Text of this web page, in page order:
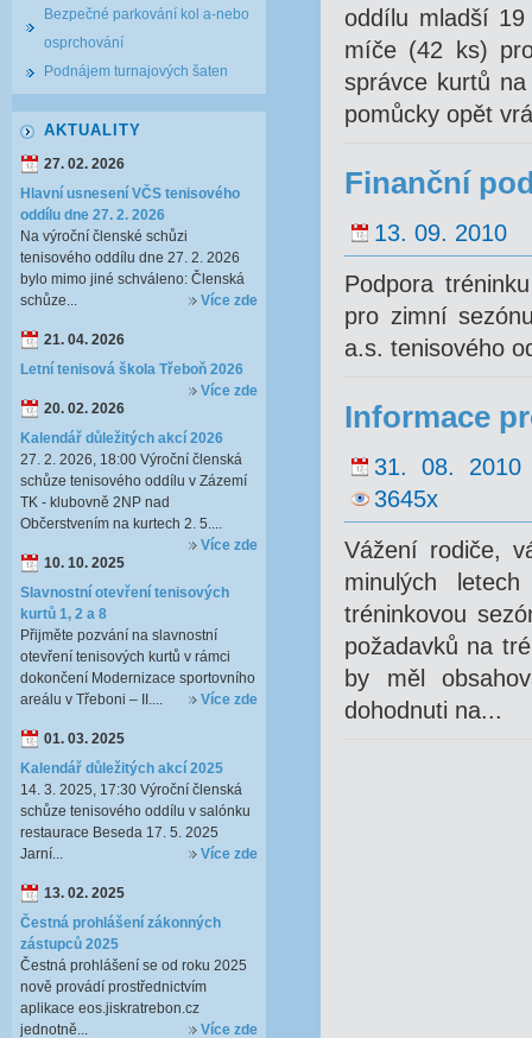
oddílu mladší
míče (42 ks)
správce kurtů
pomůcky opět
Finanční
13. 09. 2010
Podpora
pro zimní
a.s. tenisového
Informace
31. 08. 2010
3645x
Vážení rodiče,
minulých
tréninkovou
požadavků na
by měl
dohodnuti na...
Bezpečné parkování kol a-nebo
osprchování
Podnájem turnajových šaten
AKTUALITY
27. 02. 2026
Hlavní usnesení VČS tenisového
oddílu dne 27. 2. 2026
Na výroční členské schůzi
tenisového oddílu dne 27. 2. 2026
bylo mimo jiné schváleno: Členská
schůze...
Více zde
21. 04. 2026
Letní tenisová škola Třeboň 2026
Více zde
20. 02. 2026
Kalendář důležitých akcí 2026
27. 2. 2026, 18:00 Výroční členská
schůze tenisového oddílu v Zázemí
TK - klubovně 2NP nad
Občerstvením na kurtech 2. 5....
Více zde
10. 10. 2025
Slavnostní otevření tenisových
kurtů 1, 2 a 8
Přijměte pozvání na slavnostní
otevření tenisových kurtů v rámci
dokončení Modernizace sportovního
areálu v Třeboni – II....
Více zde
01. 03. 2025
Kalendář důležitých akcí 2025
14. 3. 2025, 17:30 Výroční členská
schůze tenisového oddílu v salónku
restaurace Beseda 17. 5. 2025
Jarní...
Více zde
13. 02. 2025
Čestná prohlášení zákonných
zástupců 2025
Čestná prohlášení se od roku 2025
nově provádí prostřednictvím
aplikace eos.jiskratrebon.cz
jednotně...
Více zde